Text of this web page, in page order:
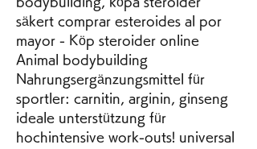
säkert comprar esteroides al por
mayor - Köp steroider online
Animal bodybuilding
Nahrungsergänzungsmittel für
sportler: carnitin, arginin, ginseng
ideale unterstützung für
hochintensive work-outs! universal